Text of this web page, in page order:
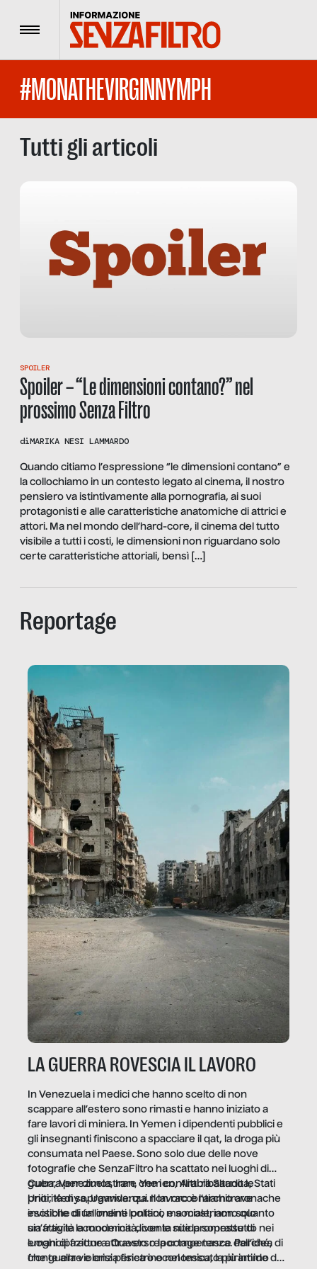
Menu
#MONATHEVIRGINNYMPH
Tutti gli articoli
SPOILER
Spoiler – “Le dimensioni contano?” nel
prossimo Senza Filtro
diMARIKA NESI LAMMARDO
Quando citiamo l’espressione “le dimensioni contano” e
la collochiamo in un contesto legato al cinema, il nostro
pensiero va istintivamente alla pornografia, ai suoi
protagonisti e alle caratteristiche anatomiche di attrici e
attori. Ma nel mondo dell’hard-core, il cinema del tutto
visibile a tutti i costi, le dimensioni non riguardano solo
certe caratteristiche attoriali, bensì […]
Reportage
LA GUERRA ROVESCIA IL LAVORO
In Venezuela i medici che hanno scelto di non
scappare all’estero sono rimasti e hanno iniziato a
fare lavori di miniera. In Yemen i dipendenti pubblici e
gli insegnanti finiscono a spacciare il qat, la droga più
consumata nel Paese. Sono solo due delle nove
fotografie che SenzaFiltro ha scattato nei luoghi di
guerra per dimostrare che i conflitti ribaltano le
priorità di sopravvivenza. Il lavoro è l’architrave
invisibile di un ordine politico e sociale, non solo
un’attività economica: diventa nitida soprattutto nei
luoghi di frattura. Questo reportage nasce dall’idea
che guerre e crisi penetrino nel tessuto più intimo
Cuba, Venezuela, Iran, Yemen, Arabia Saudita, Stati
Uniti, Kenya, Uganda: qui non raccontiamo cronache
esotiche di fallimenti lontani, ma mostriamo quanto
sia fragile la modernità, con le sue promesse di
emancipazione attraverso la competenza. Perché, di
fronte alla violenza fisica o economica, la piramide del